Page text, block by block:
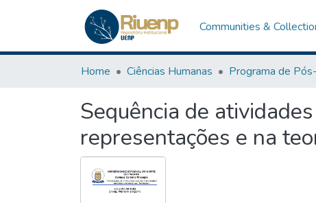
Communities &
Home Ciências Humanas
Sequência de
representações e na